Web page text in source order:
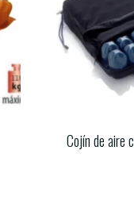
Cojín de aire